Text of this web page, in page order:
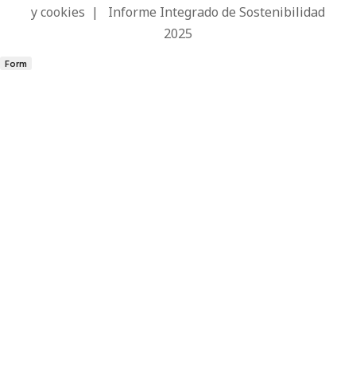
y cookies | Informe Integrado de Sostenibilidad
2025
Form